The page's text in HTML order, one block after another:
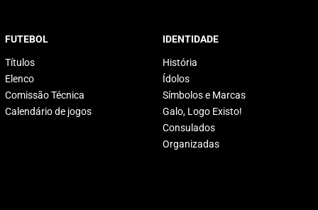
FUTEBOL
Títulos
Elenco
Comissão Técnica
Calendário de jogos
IDENTIDADE
História
Ídolos
Símbolos e Marcas
Galo, Logo Existo!
Consulados
Organizadas